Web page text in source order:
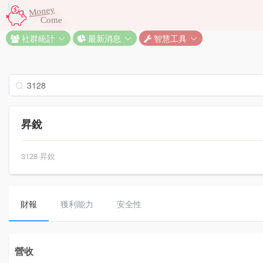
Money
Come
社群統計 最新消息 智慧工具
昇銳
3128 昇銳
財報 獲利能力 安全性
營收